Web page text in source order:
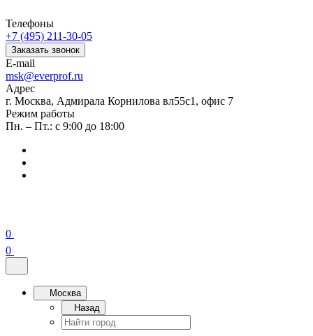
Телефоны
+7 (495) 211-30-05
Заказать звонок
E-mail
msk@everprof.ru
Адрес
г. Москва, Адмирала Корнилова вл55с1, офис 7
Режим работы
Пн. – Пт.: с 9:00 до 18:00
0
0
Москва
Назад